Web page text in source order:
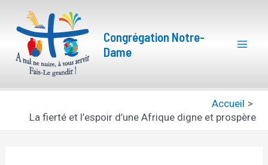
contenu
Congrégation Notre-
Dame
Accueil
La fierté et l’espoir d’une Afrique digne et prospère